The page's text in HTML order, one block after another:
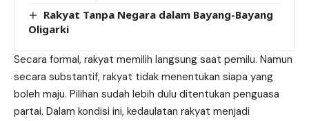
Rakyat Tanpa Negara dalam Bayang-Bayang
Oligarki
Secara formal, rakyat memilih langsung saat pemilu. Namun
secara substantif, rakyat tidak menentukan siapa yang
boleh maju. Pilihan sudah lebih dulu ditentukan penguasa
partai. Dalam kondisi ini, kedaulatan rakyat menjadi